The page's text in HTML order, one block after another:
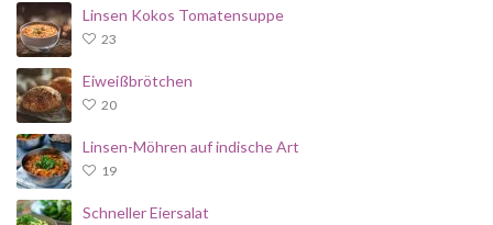
Linsen Kokos Tomatensuppe
23
Eiweißbrötchen
20
Linsen-Möhren auf indische Art
19
Schneller Eiersalat